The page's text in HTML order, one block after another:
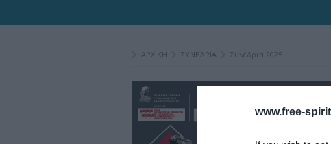
www.free-
ΑΡΧΙΚΗ ΣΥΝΕΔΡΙΑ Συνέδρια 2025